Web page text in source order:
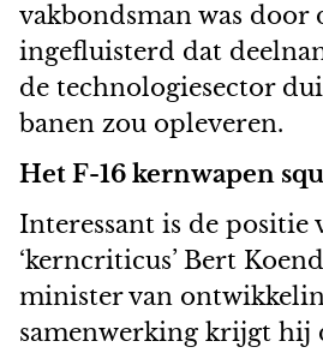
vakbondsman was door
ingefluisterd dat
de technologiesector
banen zou opleveren.
Het F-16 kernwapen
Interessant is de positie
‘kerncriticus’ Bert
minister van
samenwerking krijgt hij